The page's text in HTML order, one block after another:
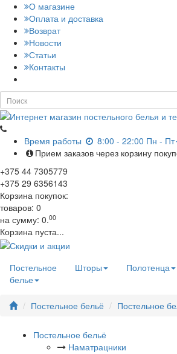
О магазине
Оплата и доставка
Возврат
Новости
Статьи
Контакты
Время работы
8:00 - 22:00 Пн - Пт
Прием заказов через корзину
+375 44 7305779
+375 29 6356143
Корзина покупок:
товаров: 0
на сумму: 0.00
Корзина пуста...
Постельное
белье
Шторы Полотенца
Постельное бельё Постельное
Постельное бельё
Наматрацники